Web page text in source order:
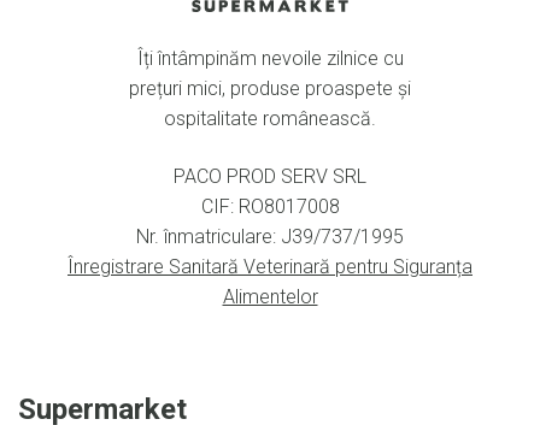
Îți întâmpinăm nevoile zilnice cu
prețuri mici, produse proaspete și
ospitalitate românească.
PACO PROD SERV SRL
CIF: RO8017008
Nr. înmatriculare: J39/737/1995
Înregistrare Sanitară Veterinară pentru Siguranța
Alimentelor
Supermarket